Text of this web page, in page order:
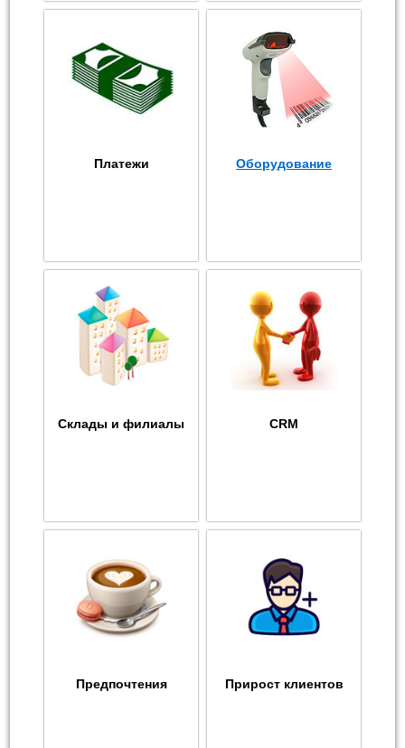
Платежи Оборудование
Склады и филиалы CRM
Предпочтения Прирост клиентов